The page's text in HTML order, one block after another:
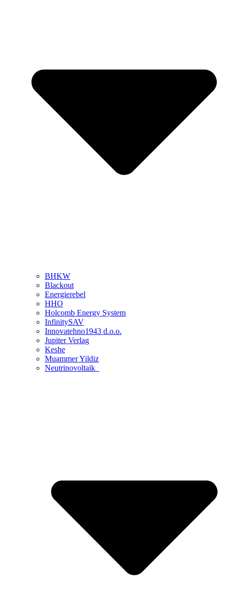
BHKW
Blackout
Energierebel
HHO
Holcomb Energy System
InfinitySAV
Innovatehno1943 d.o.o.
Jupiter Verlag
Keshe
Muammer Yildiz
Neutrinovoltaik